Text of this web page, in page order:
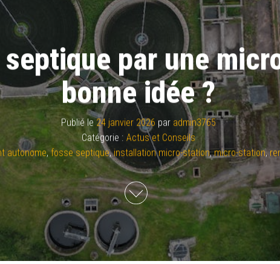
par une
bonne idée ?
Publié le 24 janvier 2026 par admin3765
Catégorie : Actus et Conseils
autonome,fosse septique,installation micro-station,micro-station,